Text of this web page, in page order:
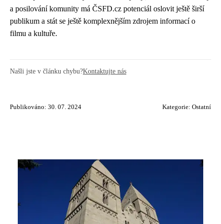
a posilování komunity má ČSFD.cz potenciál oslovit ještě širší
publikum a stát se ještě komplexnějším zdrojem informací o
filmu a kultuře.
Našli jste v článku chybu?Kontaktujte nás
Publikováno: 30. 07. 2024 Kategorie: Ostatní